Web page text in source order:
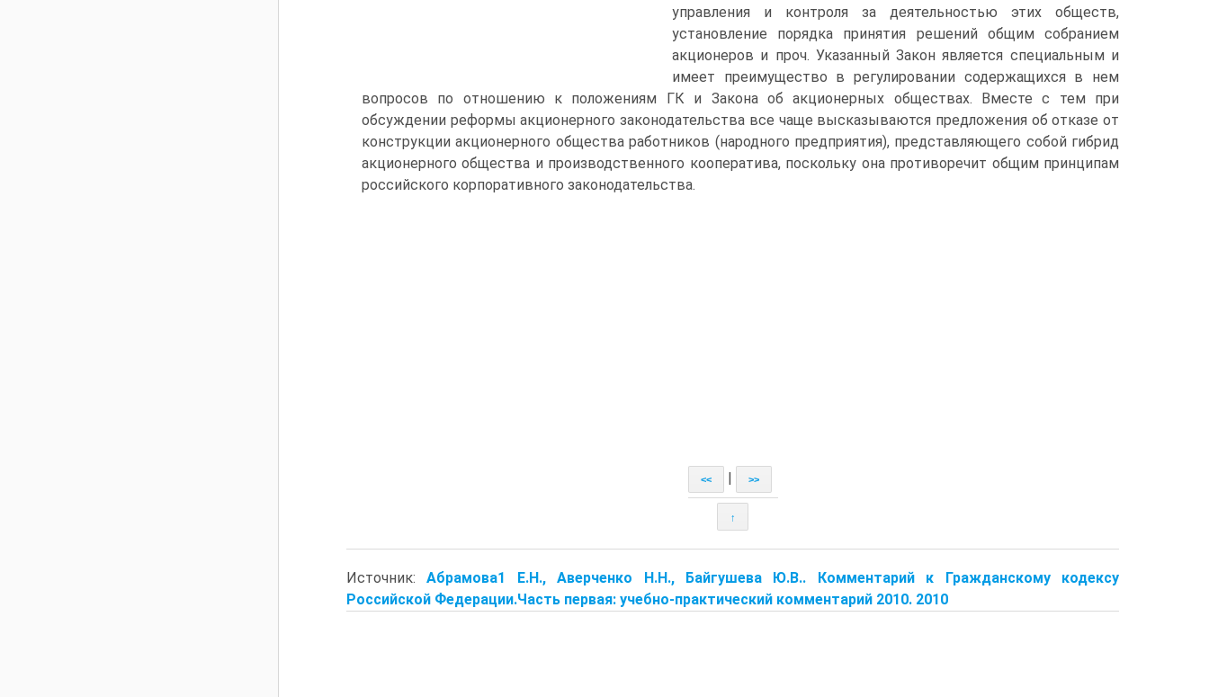
управления и контроля за деятельностью этих обществ,
установление порядка принятия решений общим собранием
акционеров и проч. Указанный Закон является специальным и
имеет преимущество в регулировании содержащихся в нем
вопросов по отношению к положениям ГК и Закона об акционерных обществах. Вместе с тем при
обсуждении реформы акционерного законодательства все чаще высказываются предложения об отказе от
конструкции акционерного общества работников (народного предприятия), представляющего собой гибрид
акционерного общества и производственного кооператива, поскольку она противоречит общим принципам
российского корпоративного законодательства.
<< >>
↑
Источник:Абрамова1 Е.Н., Аверченко Н.Н., Байгушева Ю.В.. Комментарий к Гражданскому кодексу
Российской Федерации.Часть первая: учебно-практический комментарий 2010. 2010